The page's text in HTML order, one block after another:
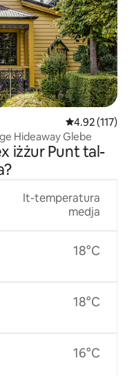
Rating medju
4.92 (117)
Hideaway Glebe
iżżur Punt tal-
It-temperatura
medja
18°C
18°C
16°C